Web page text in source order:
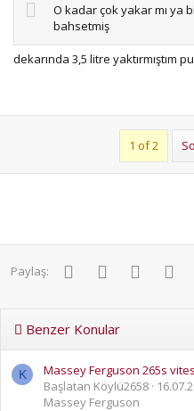
O kadar çok yakar mı ya
bahsetmiş
dekarında 3,5 litre yaktırmıştım
1 of 2
Paylaş: FacebookTwitter Pinterest
Benzer Konular
K
Massey Ferguson 265s
Başlatan Köylü2658
Massey Ferguson